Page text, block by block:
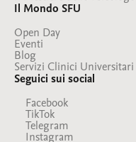
Il Mondo SFU
Open Day
Eventi
Blog
Servizi Clinici Universitari
Seguici sui social
Facebook
TikTok
Telegram
Instagram